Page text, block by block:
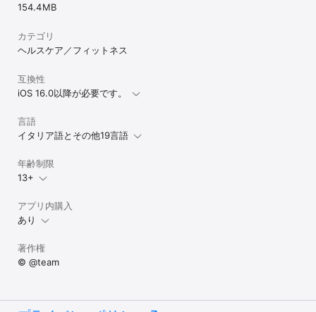
154.4 MB
カテゴリ
ヘルスケア／フィットネス
互換性
iOS 16.0以降が必要です。
言語
イタリア語とその他19言語
年齢制限
13+
アプリ内購入
あり
著作権
© @team